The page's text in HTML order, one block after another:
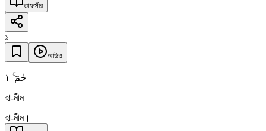
তাফসীর
১
অডিও
حٰمٓ ۚ ١
হা-মীম
হা-মীম।